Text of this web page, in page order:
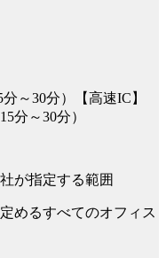
～30分）【高速IC】
分～30分）
が指定する範囲
めるすべてのオフィス